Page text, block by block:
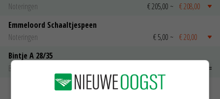
Noteringen
€ 205,00 ~ € 208,00
Emmeloord Schaaltjespeen
Noteringen
€ 5,00 ~ € 20,00
Bintje A 28/35
Bintje Info
MEER MARKTPRIJZEN